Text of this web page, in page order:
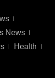
News
Health